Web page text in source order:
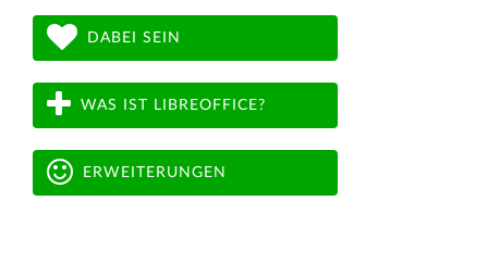
DABEI SEIN
WAS IST LIBREOFFICE?
ERWEITERUNGEN